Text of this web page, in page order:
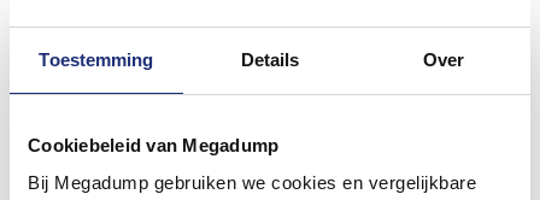
Toestemming Details Over
Cookiebeleid van Megadump
Bij Megadump gebruiken we cookies en vergelijkbare
Douchegoot Easy Drain Aqua
Quattro Plus 20x20cm
rooster Tegel MSI
Aqua 20x20cm rooster Tegel MSI-6:
271,71 224,55